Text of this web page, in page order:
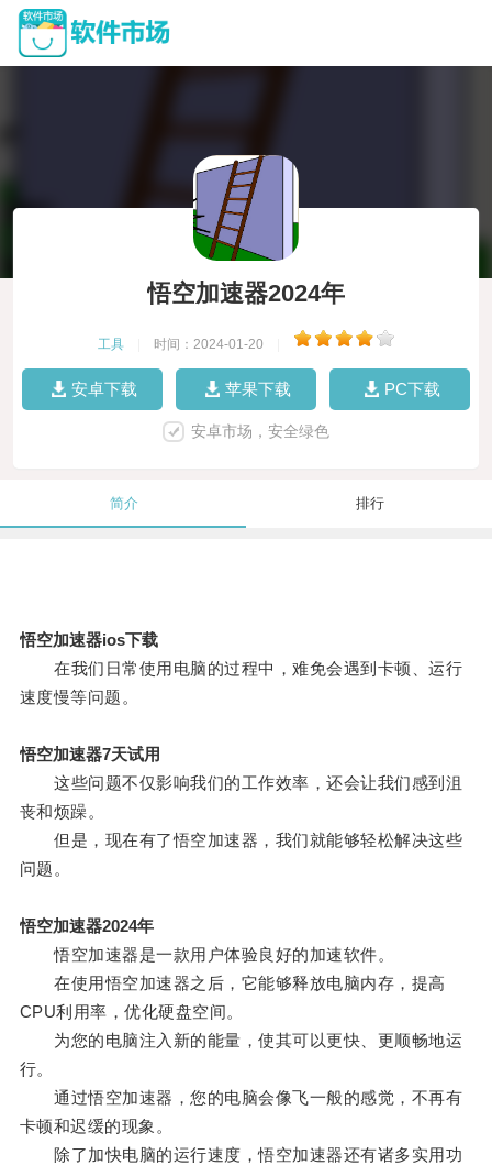
悟空加速器2024年
工具 时间：2024-01-20
安卓下载 苹果下载 PC下载
安卓市场，安全绿色
简介 排行
悟空加速器ios下载
在我们日常使用电脑的过程中，难免会遇到卡顿、运行
速度慢等问题。
悟空加速器7天试用
这些问题不仅影响我们的工作效率，还会让我们感到沮
丧和烦躁。
但是，现在有了悟空加速器，我们就能够轻松解决这些
问题。
悟空加速器2024年
悟空加速器是一款用户体验良好的加速软件。
在使用悟空加速器之后，它能够释放电脑内存，提高
CPU利用率，优化硬盘空间。
为您的电脑注入新的能量，使其可以更快、更顺畅地运
行。
通过悟空加速器，您的电脑会像飞一般的感觉，不再有
卡顿和迟缓的现象。
除了加快电脑的运行速度，悟空加速器还有诸多实用功